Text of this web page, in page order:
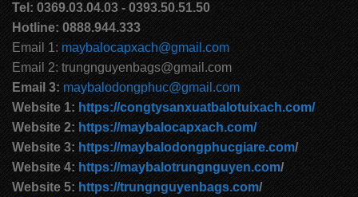
Tel: 0369.03.04.03 - 0393.50.51.50
Hotline: 0888.944.333
Email 1: maybalocapxach@gmail.com
Email 2: trungnguyenbags@gmail.com
Email 3: maybalodongphuc@gmail.com
Website 1: https://congtysanxuatbalotuixach.com/
Website 2: https://maybalocapxach.com/
Website 3: https://maybalodongphucgiare.com/
Website 4: https://maybalotrungnguyen.com/
Website 5: https://trungnguyenbags.com/